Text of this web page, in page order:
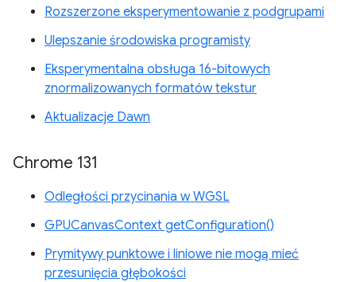
Rozszerzone eksperymentowanie z podgrupami
Ulepszanie środowiska programisty
Eksperymentalna obsługa 16-bitowych
znormalizowanych formatów tekstur
Aktualizacje Dawn
Chrome 131
Odległości przycinania w WGSL
GPUCanvasContext getConfiguration()
Prymitywy punktowe i liniowe nie mogą mieć
przesunięcia głębokości